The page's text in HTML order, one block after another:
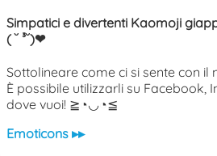
Simpatici e divertenti Kaomoji
( ˘ ³˘)❤
Sottolineare come ci si sente con il
È possibile utilizzarli su Facebook,
dove vuoi! ≧◔◡◔≦
Emoticons ▸▸